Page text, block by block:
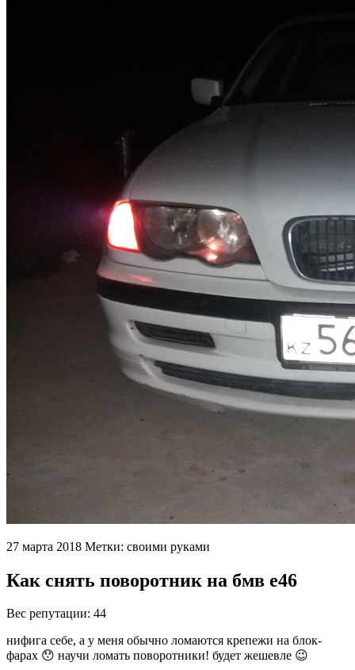
27 марта 2018 Метки: своими руками
Как снять поворотник на бмв е46
Вес репутации: 44
нифига себе, а у меня обычно ломаются крепежи на блок-
фарах 😯 научи ломать поворотники! будет жешевле 😉